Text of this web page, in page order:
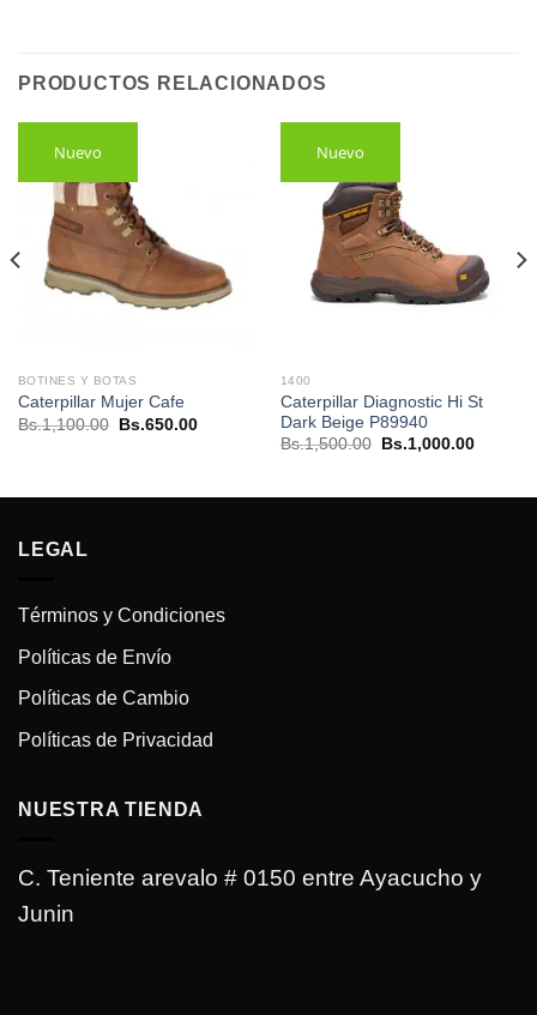
PRODUCTOS RELACIONADOS
Nuevo
BOTINES Y BOTAS
Caterpillar Mujer Cafe
Bs.1,100.00
El
Bs.650.00El
Nuevo
1400
Caterpillar Diagnostic Hi St
Dark Beige P89940
Bs.1,500.00
El
Bs.1,000.00El
LEGAL
Términos y Condiciones
Políticas de Envío
Políticas de Cambio
Políticas de Privacidad
NUESTRA TIENDA
C. Teniente arevalo # 0150 entre Ayacucho y
Junin